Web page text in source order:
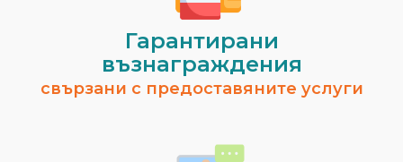
Гарантирани
възнаграждения
свързани с предоставяните услуги